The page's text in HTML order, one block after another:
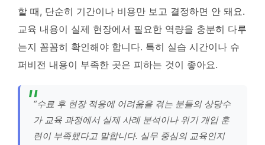
할 때, 단순히 기간이나 비용만 보고 결정하면 안 돼요.
교육 내용이 실제 현장에서 필요한 역량을 충분히 다루
는지 꼼꼼히 확인해야 합니다. 특히 실습 시간이나 슈
퍼비전 내용이 부족한 곳은 피하는 것이 좋아요.
“수료 후 현장 적응에 어려움을 겪는 분들의 상당수
가 교육 과정에서 실제 사례 분석이나 위기 개입 훈
련이 부족했다고 말합니다. 실무 중심의 교육인지